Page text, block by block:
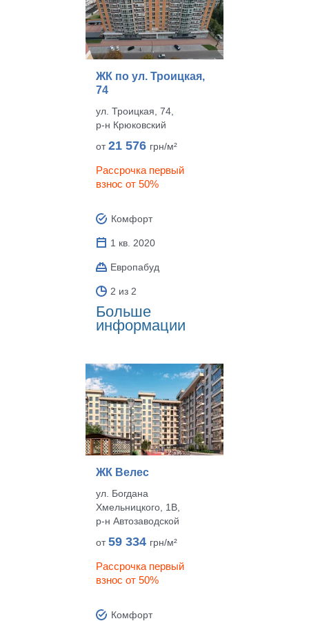
ЖК по ул. Троицкая,
74
ул. Троицкая, 74,
р‑н Крюковский
от21 576 грн/м²
Рассрочка первый
взнос от 50%
Комфорт
1 кв. 2020
Европабуд
2 из 2
Больше
информации
ЖК Велес
ул. Богдана
Хмельницкого, 1В,
р‑н Автозаводской
от59 334 грн/м²
Рассрочка первый
взнос от 50%
Комфорт